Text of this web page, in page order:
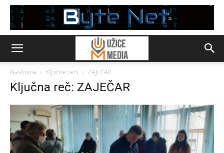
Naslovna Ključne reči ZAJEČAR
Ključna reč: ZAJEČAR